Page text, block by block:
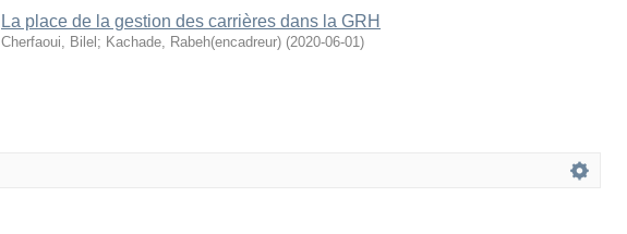
La place de la gestion des carrières dans la GRH
Cherfaoui, Bilel ; Kachade, Rabeh(encadreur) (2020-06-01)